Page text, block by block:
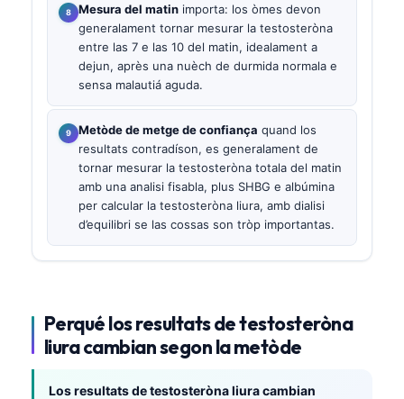
Mesura del matin importa: los òmes devon
generalament tornar mesurar la testosteròna
entre las 7 e las 10 del matin, idealament a
dejun, après una nuèch de durmida normala e
sensa malautiá aguda.
Metòde de metge de confiança quand los
resultats contradíson, es generalament de
tornar mesurar la testosteròna totala del matin
amb una analisi fisabla, plus SHBG e albúmina
per calcular la testosteròna liura, amb dialisi
d’equilibri se las cossas son tròp importantas.
Perqué los resultats de testosteròna
liura cambian segon la metòde
Los resultats de testosteròna liura cambian